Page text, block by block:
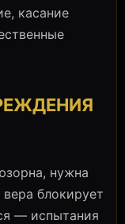
касание
нужна
блокирует
— испытания